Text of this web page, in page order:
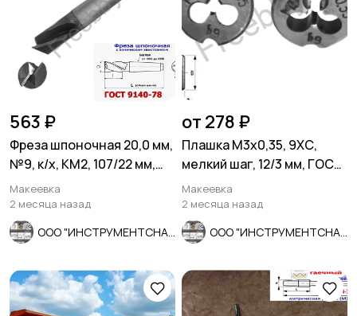
563 ₽
Фреза шпоночная 20,0 мм,
№9, к/х, КМ2, 107/22 мм,
2235-0055, СССР.
Макеевка
2 месяца назад
от 278 ₽
Плашка М3х0,35, 9ХС,
мелкий шаг, 12/3 мм, ГОСТ
7740-71, сделано в СССР
Макеевка
2 месяца назад